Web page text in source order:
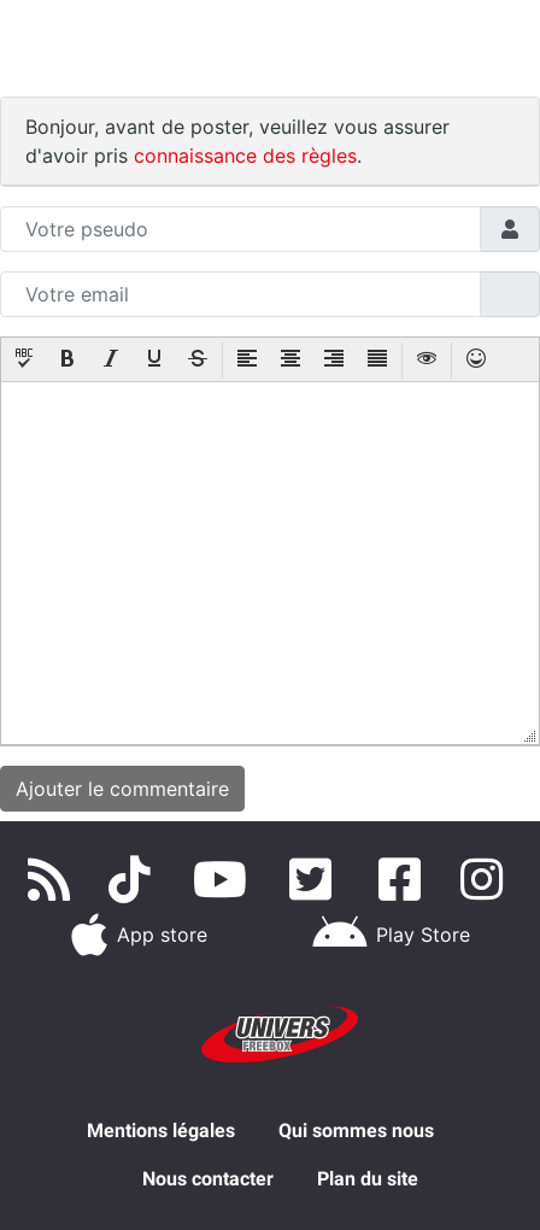
Bonjour, avant de poster, veuillez vous assurer
d'avoir pris connaissance des règles.
App store Play Store
Mentions légales Qui sommes nous
Nous contacter Plan du site